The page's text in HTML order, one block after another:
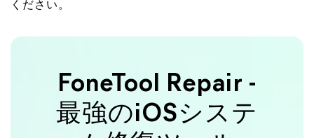
ください。
FoneTool Repair -
最強のiOSシステ